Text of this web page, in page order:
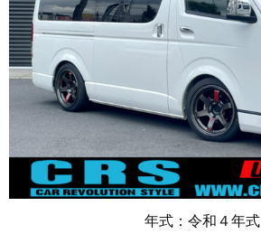
年式：令和４年式